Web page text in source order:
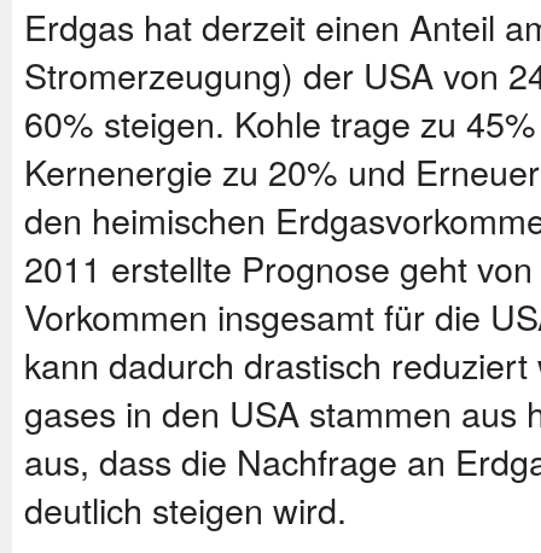
Erdgas hat derzeit einen Anteil
Stromerzeugung) der USA von
60% steigen. Kohle trage zu
Kernenergie zu 20% und
den heimischen
2011 erstellte Prognose geht
Vorkommen insgesamt für die
kann dadurch drastisch
gases in den USA stammen aus
aus, dass die Nachfrage an
deutlich steigen wird.